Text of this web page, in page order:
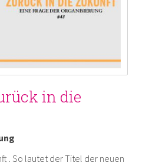
in die
. So lautet der Titel der neuen